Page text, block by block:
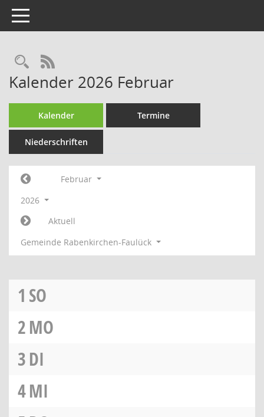
Toggle navigation
Rechercheauswahl
RSS-Feed
Kalender 2026 Februar
Kalender Termine
Niederschriften
Februar
2026
Aktuell
Gemeinde Rabenkirchen-Faulück
1 SO
2MO
3DI
4MI